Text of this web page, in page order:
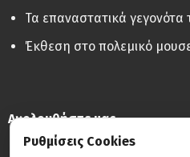
Τα επαναστατικά γεγονότα
Έκθεση στο πολεμικό
Ακολουθήστε μας
Ρυθμίσεις Cookies